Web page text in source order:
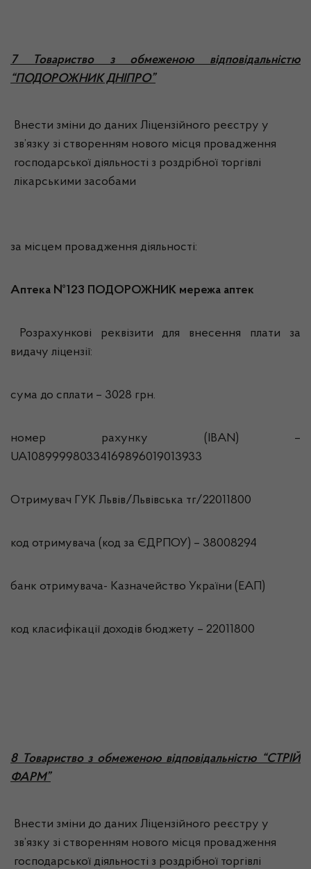
7 Товариство з обмеженою відповідальністю
“ПОДОРОЖНИК ДНІПРО”
Внести зміни до даних Ліцензійного реєстру у
зв’язку зі створенням нового місця провадження
господарської діяльності з роздрібної торгівлі
лікарськими засобами
за місцем провадження діяльності:
Аптека №123 ПОДОРОЖНИК мережа аптек
Розрахункові реквізити для внесення плати за
видачу ліцензії:
сума до сплати – 3028 грн.
номер рахунку (IBAN) –
UA108999980334169896019013933
Отримувач ГУК Львiв/Львівська тг/22011800
код отримувача (код за ЄДРПОУ) – 38008294
банк отримувача- Казначейство України (ЕАП)
код класифікації доходів бюджету – 22011800
8 Товариство з обмеженою відповідальністю “СТРІЙ
ФАРМ”
Внести зміни до даних Ліцензійного реєстру у
зв’язку зі створенням нового місця провадження
господарської діяльності з роздрібної торгівлі